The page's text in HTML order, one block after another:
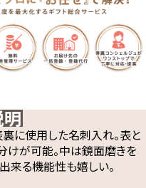
に使用した名刺入れ。表と
けが可能。中は鏡面磨きを
来る機能性も嬉しい。